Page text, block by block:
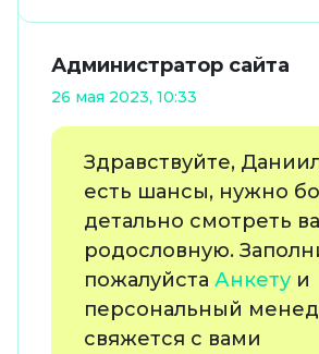
Администратор сайта
26 мая 2023, 10:33
Здравствуйте,
есть шансы, нужно
детально смотреть
родословную.
пожалуйста Анкету и
персональный
свяжется с вами